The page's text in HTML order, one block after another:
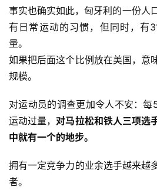
事实也确实如此，匈牙利的一份人
有日常运动的习惯，但同时，有
量。
如果把后面这个比例放在美国，意
规模。
对运动员的调查更加令人不安：
运动过量， 对马拉松和铁人三项选
中就有一个的地步。
拥有一定竞争力的业余选手越来越
者。